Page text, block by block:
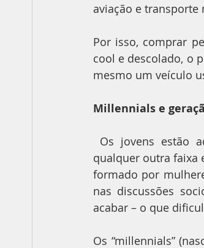
aviação e
Por isso, comprar
cool e descolado, o
mesmo um veículo
Millennials e
qualquer outra faixa
formado por
nas discussões
acabar – o que
Os “millennials”